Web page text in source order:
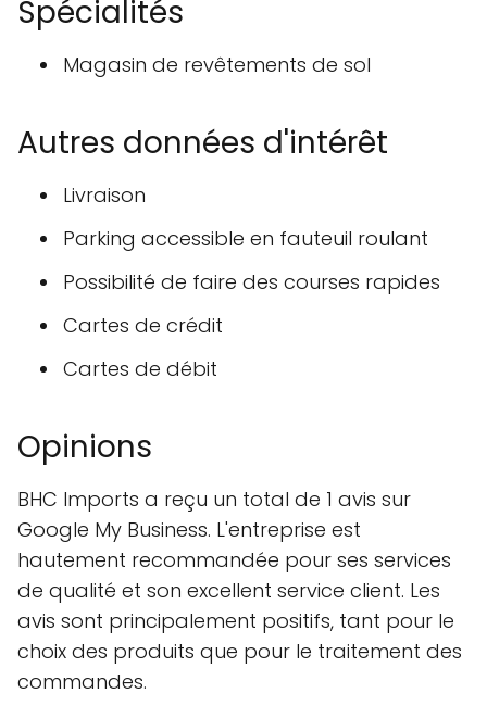
Spécialités
Magasin de revêtements de sol
Autres données d'intérêt
Livraison
Parking accessible en fauteuil roulant
Possibilité de faire des courses rapides
Cartes de crédit
Cartes de débit
Opinions
BHC Imports a reçu un total de 1 avis sur
Google My Business. L'entreprise est
hautement recommandée pour ses services
de qualité et son excellent service client. Les
avis sont principalement positifs, tant pour le
choix des produits que pour le traitement des
commandes.